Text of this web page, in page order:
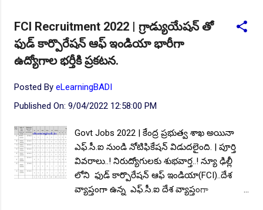
అయినటువంటి; ఖాళీల వివరాలు, విద్యార్హత,
దరఖాస్తు విధానం, ఎంపిక విధానం, గౌరవ వేతనం,
మొదలగు పూర్తి వివరాలు మీకోసం.. AP Guest
Faculty Recruitment 2022 | ఈ నెల 6 నుండి 50
వేల జీతం తో గెస్ట్ టీచర్ ఉద్యోగాల భర్తీకి
ఉద్యోగ సమాచారాన్ని నోటిఫికేషన్ రూపంలో
పొందడానికి మన వెబ్ సైట్
https://www.elearningbadi.in ని సబ్స్క్రైబ్
చేయండి. ఖాళీల వివరాలు: మొత్తం పోస్టుల సంఖ్య:
5043, విభాగాల వారీగా ఖాళీలు: ◆ నార్త్ జోన్
విభాగంలో - 2388, ◆ సౌత్జోన్ విభాగంలో - 989, ◆
ఈస్ట్ జోన్ విభాగంలో - 768, ◆ వెస్ట్ జోన్ విభాగంలో
FCI Recruitment 2022 | గ్రాడ్యుయేషన్ తో
ఫుడ్ కార్పొరేషన్ ఆఫ్ ఇండియా భారీగా
ఉద్యోగాల భర్తీకి ప్రకటన.
Posted By eLearningBADI
Published On: 9/04/2022 12:58:00 PM
Govt Jobs 2022 | కేంద్ర ప్రభుత్వ శాఖ అయినా
ఎఫ్.సీ.ఐ నుండి నోటిఫికేషన్ విడుదలైంది. | పూర్తి
వివరాలు..! నిరుద్యోగులకు శుభవార్త..! న్యూ ఢిల్లీ
లోని ఫుడ్ కార్పొరేషన్ ఆఫ్ ఇండియా(FCI)..దేశ
వ్యాప్తంగా ఉన్న ఎఫ్.సీ.ఐ దేశ వ్యాప్తంగా